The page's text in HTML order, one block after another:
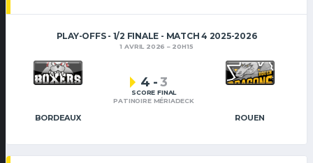
PLAY-OFFS - 1/2 FINALE - MATCH 4 2025-2026
1 AVRIL 2026 20H15
BORDEAUX ROUEN
4 -3
SCORE FINAL
PATINOIRE MÉRIADECK